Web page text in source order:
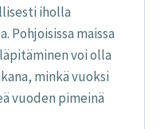
iholla
Pohjoisissa maissa
voi olla
minkä vuoksi
vuoden pimeinä